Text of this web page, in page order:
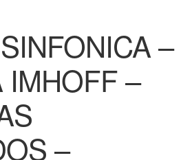
–
IMHOFF –
–